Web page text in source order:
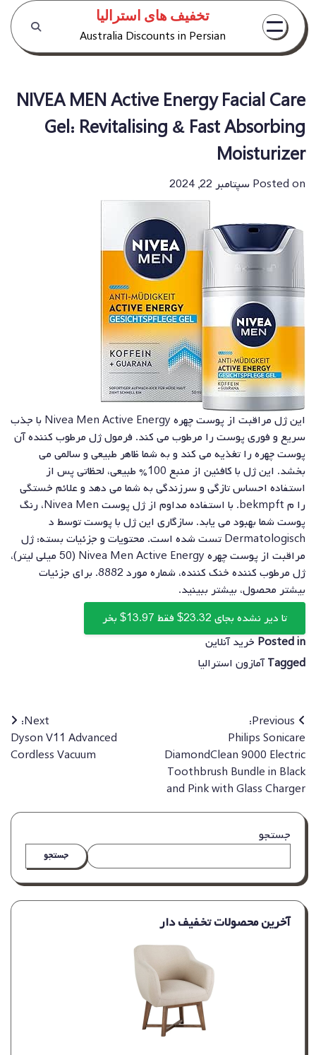
Skip
to
content
تخفیف های استرالیا
Australia Discounts in Persian
NIVEA MEN Active Energy Facial Care
Gel: Revitalising & Fast Absorbing
Moisturizer
Posted on سپتامبر 22, 2024
این ژل مراقبت از پوست چهره Nivea Men Active Energy با جذب
سریع و فوری پوست را مرطوب می کند. فرمول ژل مرطوب کننده آن
پوست چهره را تغذیه می کند و به شما ظاهر طبیعی و سالمی می
بخشد. این ژل با کافئین از منبع 100% طبیعی، لحظاتی پس از
استفاده احساس تازگی و سرزندگی به شما می دهد و علائم خستگی
را م bekmpft. با استفاده مداوم از ژل پوست Nivea Men، رنگ
پوست شما بهبود می یابد. سازگاری این ژل با پوست توسط د
Dermatologisch تست شده است. محتویات و جزئیات بسته: ژل
مراقبت از پوست چهره Nivea Men Active Energy (50 میلی لیتر)،
ژل مرطوب کننده خنک کننده، شماره مورد 8882. برای جزئیات
بیشتر محصول، بیشتر ببینید.
تا دیر نشده بجای 23.32$ فقط 13.97$ بخر
Posted in خرید آنلاین
Tagged آمازون استرالیا
راهبری
نوشته
Previous:
Philips Sonicare
DiamondClean 9000 Electric
Toothbrush Bundle in Black
and Pink with Glass Charger
Next:
Dyson V11 Advanced
Cordless Vacuum
جستجو
جستجو
آخرین محصولات تخفیف دار